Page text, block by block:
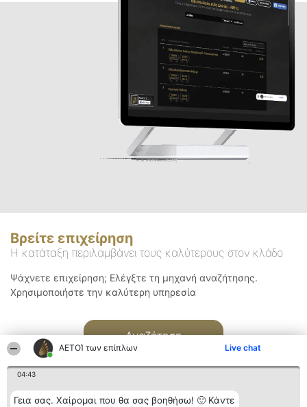
ΑΕΤΟΊ των επίπλων Live chat
04:43
Γεια σας. Χαίρομαι που θα σας βοηθήσω! 🙂 Κάντε
Βρείτε επιχείρηση
Η κατάταξη περιλαμβάνει τους καλύτερους στον κλάδο
Ψάχνετε επιχείρηση; Ελέγξτε τη μηχανή αναζήτησης.
Χρησιμοποιήστε την καλύτερη υπηρεσία
Αναζήτηση